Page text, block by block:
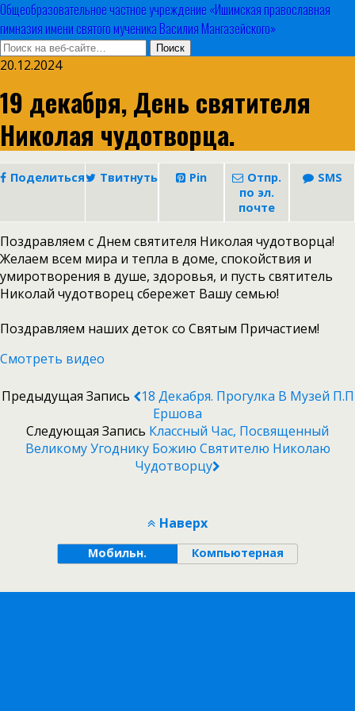
Общеобразовательное частное учреждение «Ишимская православная
гимназия имени святого мученика Василия Мангазейского»
20.12.2024
19 декабря, День святителя
Николая чудотворца.
Поделиться Твитнуть Pin
Отпр.
по эл.
почте
SMS
Поздравляем с Днем святителя Николая чудотворца!
Желаем всем мира и тепла в доме, спокойствия и
умиротворения в душе, здоровья, и пусть святитель
Николай чудотворец сбережет Вашу семью!
Поздравляем наших деток со Святым Причастием!
Смотреть видео
Предыдущая Запись
18 Декабря. Прогулка В Музей П.П
Ершова
Следующая Запись Классный Час, Посвященный
Великому Угоднику Божию Святителю Николаю
Чудотворцу
Наверх
Мобильн. Компьютерная